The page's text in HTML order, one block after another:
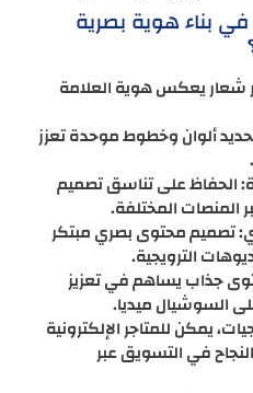
بناء هوية بصرية
شعار يعكس هوية العلامة
ألوان وخطوط موحدة تعزز
الحفاظ على تناسق تصميم
المنصات المختلفة.
تصميم محتوى بصري مبتكر
الترويجية.
جذاب يساهم في تعزيز
السوشيال ميديا.
يمكن للمتاجر الإلكترونية
في التسويق عبر